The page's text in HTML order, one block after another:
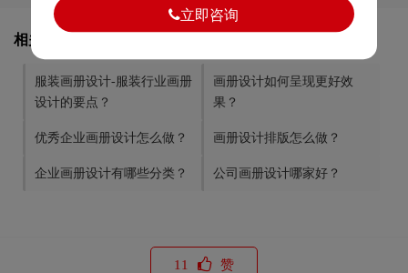
相关文章推荐
服装画册设计-服装行业画册
设计的要点？
画册设计如何呈现更好效
果？
优秀企业画册设计怎么做？ 画册设计排版怎么做？
企业画册设计有哪些分类？ 公司画册设计哪家好？
11 赞
立即咨询